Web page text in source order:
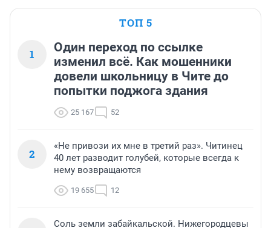
ТОП 5
1
Один переход по ссылке
изменил всё. Как мошенники
довели школьницу в Чите до
попытки поджога здания
25 167 52
2
«Не привози их мне в третий раз». Читинец
40 лет разводит голубей, которые всегда к
нему возвращаются
19 655 12
Соль земли забайкальской. Нижегородцевы